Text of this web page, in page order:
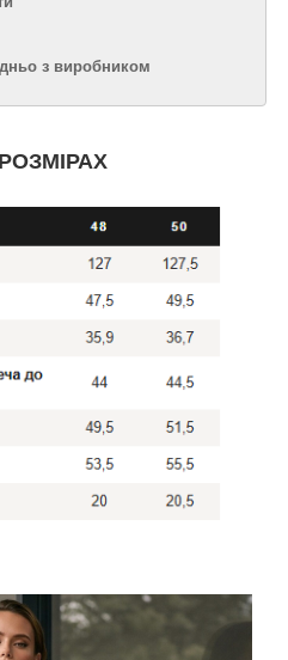
з виробником